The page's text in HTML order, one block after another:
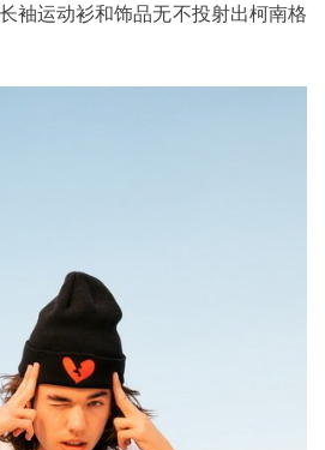
袖运动衫和饰品无不投射出柯南格